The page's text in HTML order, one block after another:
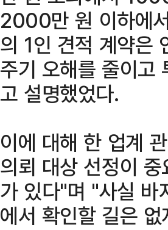
2000만 원 이하에
의 1인 견적 계약은
주기 오해를 줄이고
고 설명했었다.
이에 대해 한 업계
의뢰 대상 선정이
가 있다"며 "사실 바
에서 확인할 길은